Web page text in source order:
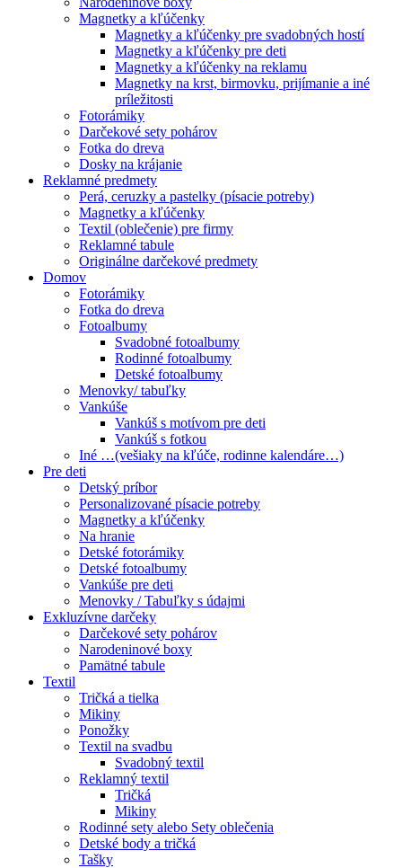
Magnetky a kľúčenky
Magnetky a kľúčenky pre svadobných hostí
Magnetky a kľúčenky pre deti
Magnetky a kľúčenky na reklamu
Magnetky na krst, birmovku, prijímanie a iné
príležitosti
Fotorámiky
Darčekové sety pohárov
Fotka do dreva
Dosky na krájanie
Reklamné predmety
Perá, ceruzky a pastelky (písacie potreby)
Magnetky a kľúčenky
Textil (oblečenie) pre firmy
Reklamné tabule
Originálne darčekové predmety
Domov
Fotorámiky
Fotka do dreva
Fotoalbumy
Svadobné fotoalbumy
Rodinné fotoalbumy
Detské fotoalbumy
Menovky/ tabuľky
Vankúše
Vankúš s motívom pre deti
Vankúš s fotkou
Iné …(vešiaky na kľúče, rodinne kalendáre…)
Pre deti
Detský príbor
Personalizované písacie potreby
Magnetky a kľúčenky
Na hranie
Detské fotorámiky
Detské fotoalbumy
Vankúše pre deti
Menovky / Tabuľky s údajmi
Exkluzívne darčeky
Darčekové sety pohárov
Narodeninové boxy
Pamätné tabule
Textil
Tričká a tielka
Mikiny
Ponožky
Textil na svadbu
Svadobný textil
Reklamný textil
Tričká
Mikiny
Rodinné sety alebo Sety oblečenia
Detské body a tričká
Tašky